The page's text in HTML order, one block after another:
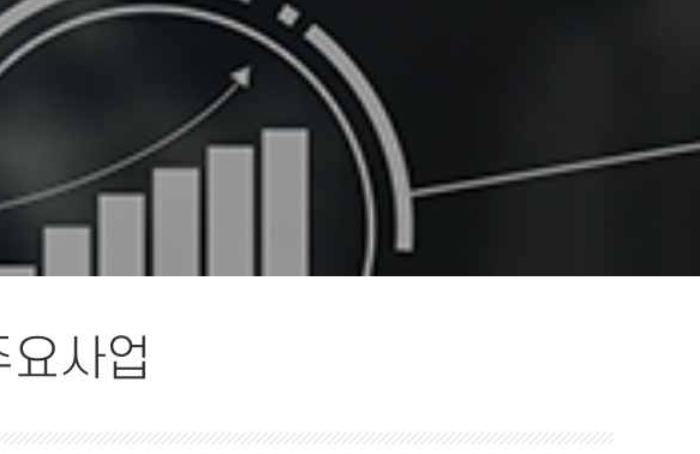
사업